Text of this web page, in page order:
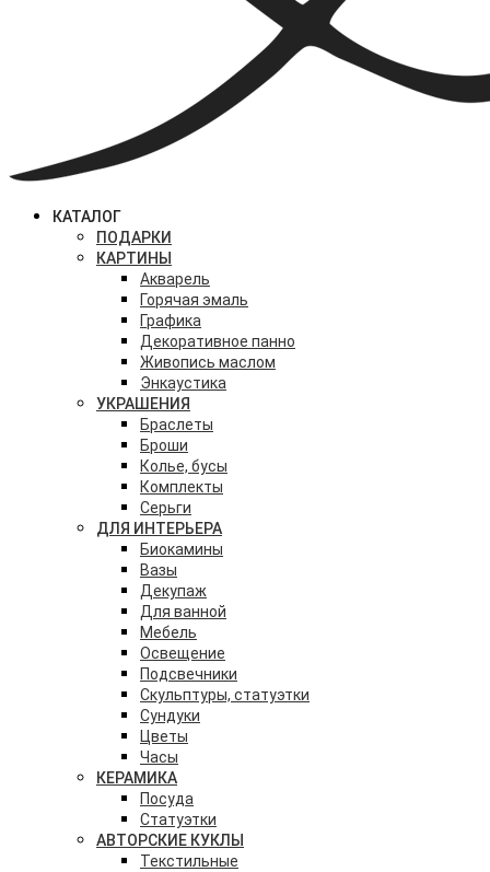
КАТАЛОГ
ПОДАРКИ
КАРТИНЫ
Акварель
Горячая эмаль
Графика
Декоративное панно
Живопись маслом
Энкаустика
УКРАШЕНИЯ
Браслеты
Броши
Колье, бусы
Комплекты
Серьги
ДЛЯ ИНТЕРЬЕРА
Биокамины
Вазы
Декупаж
Для ванной
Мебель
Освещение
Подсвечники
Скульптуры, статуэтки
Сундуки
Цветы
Часы
КЕРАМИКА
Посуда
Статуэтки
АВТОРСКИЕ КУКЛЫ
Текстильные